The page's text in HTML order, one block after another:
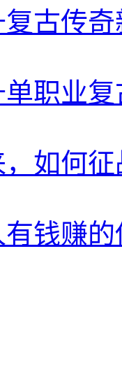
古传
职业
如何
钱赚